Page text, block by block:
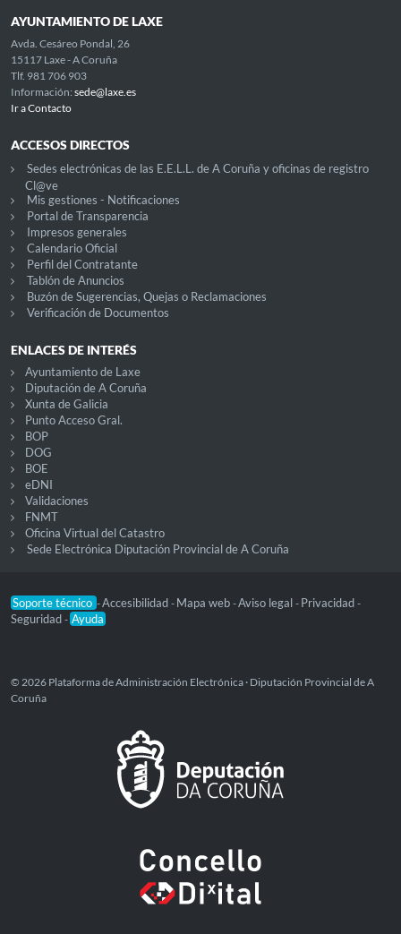
AYUNTAMIENTO DE LAXE
Avda. Cesáreo Pondal, 26
15117 Laxe - A Coruña
Tlf. 981 706 903
Información: sede@laxe.es
Ir a Contacto
ACCESOS DIRECTOS
Sedes electrónicas de las E.E.L.L. de A Coruña y oficinas de registro
Cl@ve
Mis gestiones - Notificaciones
Portal de Transparencia
Impresos generales
Calendario Oficial
Perfil del Contratante
Tablón de Anuncios
Buzón de Sugerencias, Quejas o Reclamaciones
Verificación de Documentos
ENLACES DE INTERÉS
Ayuntamiento de Laxe
Diputación de A Coruña
Xunta de Galicia
Punto Acceso Gral.
BOP
DOG
BOE
eDNI
Validaciones
FNMT
Oficina Virtual del Catastro
Sede Electrónica Diputación Provincial de A Coruña
Soporte técnico -Accesibilidad - Mapa web -Aviso legal - Privacidad -
Seguridad - Ayuda
© 2026 Plataforma de Administración Electrónica · Diputación Provincial de A
Coruña